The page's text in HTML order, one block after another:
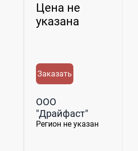
Цена не
указана
Заказать
ООО
"Драйфаст"
Регион не указан